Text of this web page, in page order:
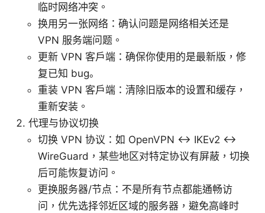
临时网络冲突。
换用另一张网络：确认问题是网络相关还是
VPN 服务端问题。
更新 VPN 客户端：确保你使用的是最新版，修
复已知 bug。
重装 VPN 客户端：清除旧版本的设置和缓存，
重新安装。
代理与协议切换
切换 VPN 协议：如 OpenVPN ↔ IKEv2 ↔
WireGuard，某些地区对特定协议有屏蔽，切换
后可能恢复访问。
更换服务器/节点：不是所有节点都能通畅访
问，优先选择邻近区域的服务器，避免高峰时